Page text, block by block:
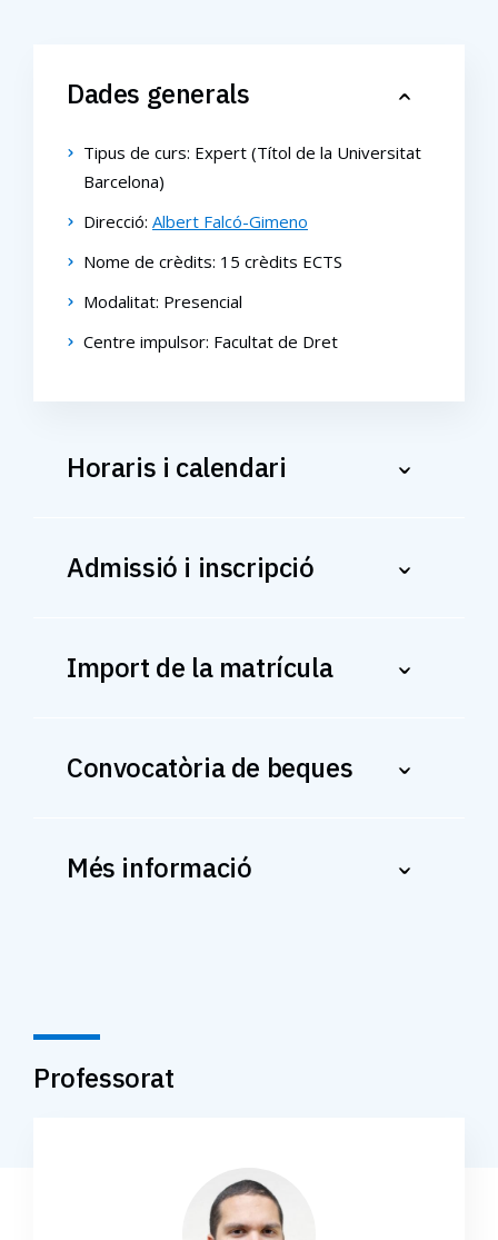
Dades generals
Tipus de curs: Expert (Títol de la Universitat
Barcelona)
Direcció: Albert Falcó-Gimeno
Nome de crèdits: 15 crèdits ECTS
Modalitat: Presencial
Centre impulsor: Facultat de Dret
Horaris i calendari
Admissió i inscripció
Import de la matrícula
Convocatòria de beques
Més informació
Professorat